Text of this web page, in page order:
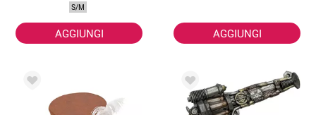
S/M
AGGIUNGI AGGIUNGI